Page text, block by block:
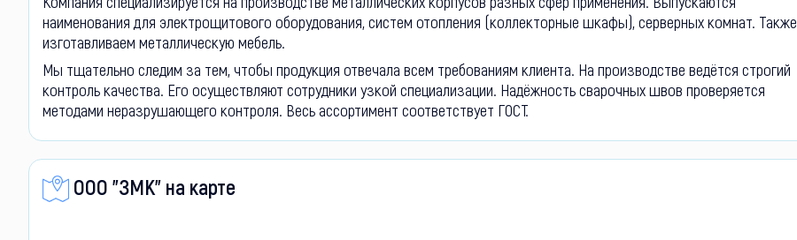
наименования для электрощитового оборудования, систем отопления (коллекторные шкафы), серверных комнат. Также
изготавливаем металлическую мебель.
Мы тщательно следим за тем, чтобы продукция отвечала всем требованиям клиента. На производстве ведётся строгий
контроль качества. Его осуществляют сотрудники узкой специализации. Надёжность сварочных швов проверяется
методами неразрушающего контроля. Весь ассортимент соответствует ГОСТ.
ООО "ЗМК" на карте